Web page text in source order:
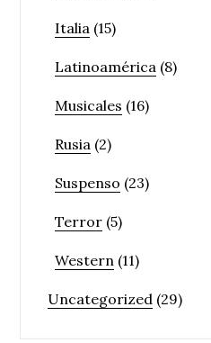
Italia (15)
Latinoamérica (8)
Musicales (16)
Rusia (2)
Suspenso (23)
Terror (5)
Western (11)
Uncategorized (29)